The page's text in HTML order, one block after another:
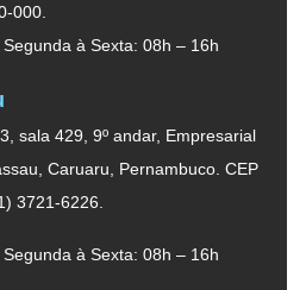
000.
à Sexta: 08h – 16h
sala 429, 9º andar, Empresarial
Caruaru, Pernambuco. CEP
3721-6226.
à Sexta: 08h – 16h